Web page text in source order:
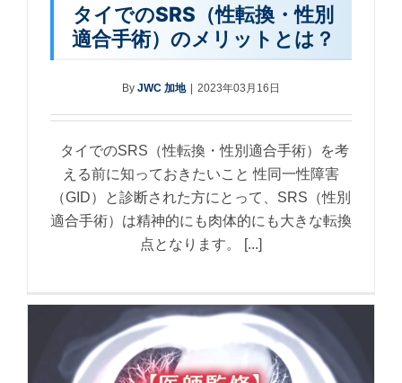
タイでのSRS（性転換・性別
適合手術）のメリットとは？
By JWC 加地 2023年03月16日
タイでのSRS（性転換・性別適合手術）を考
える前に知っておきたいこと 性同一性障害
（GID）と診断された方にとって、SRS（性別
適合手術）は精神的にも肉体的にも大きな転換
点となります。 [...]